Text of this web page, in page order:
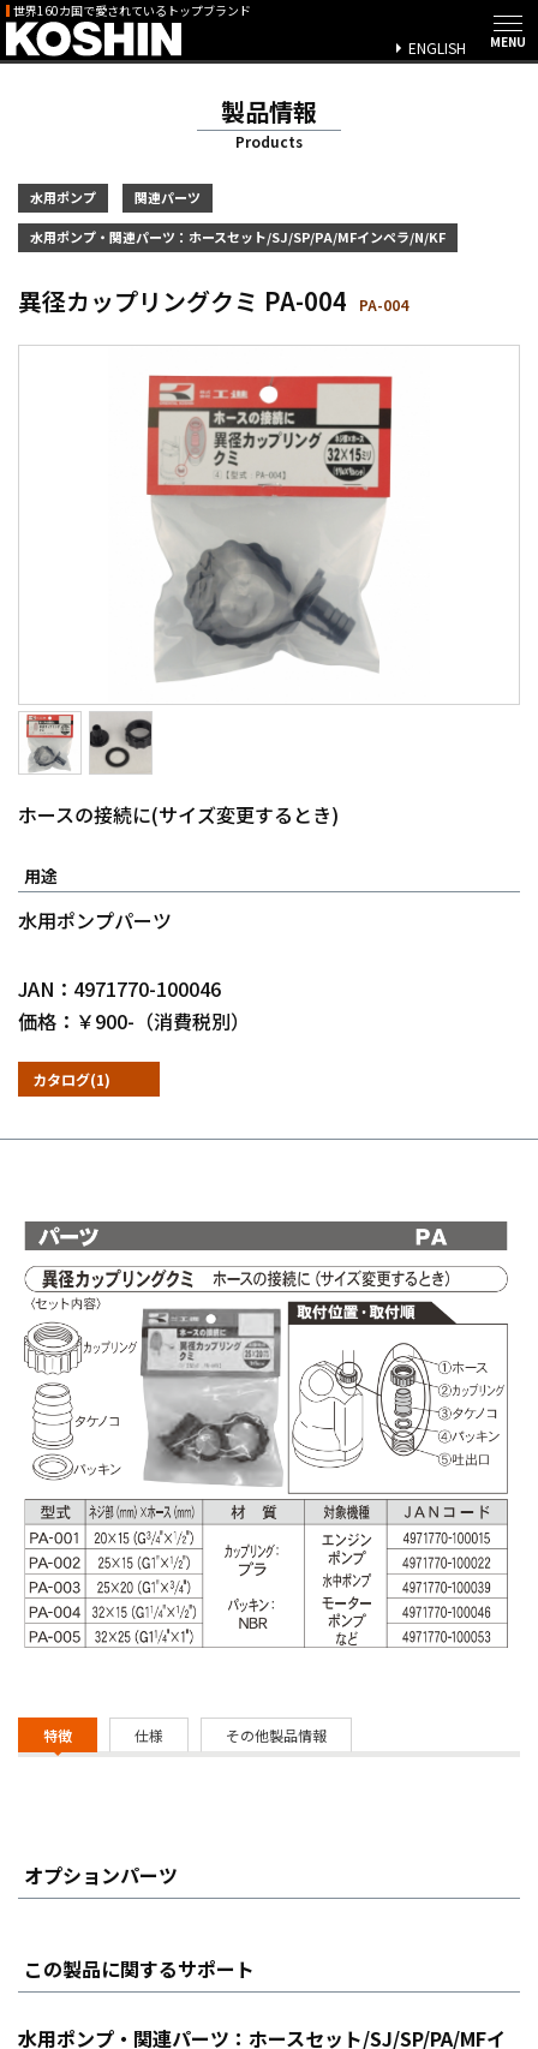
世界160カ国で愛されているトップブランド
ENGLISH
製品情報
Products
水用ポンプ 関連パーツ
水用ポンプ・関連パーツ：ホースセット/SJ/SP/PA/MFインペラ/N/KF
異径カップリングクミ PA-004 PA-004
ホースの接続に(サイズ変更するとき)
用途
水用ポンプパーツ
JAN：4971770-100046
価格：￥900-（消費税別）
カタログ(1)
特徴 仕様 その他製品情報
オプションパーツ
この製品に関するサポート
水用ポンプ・関連パーツ：ホースセット/SJ/SP/PA/MFイ